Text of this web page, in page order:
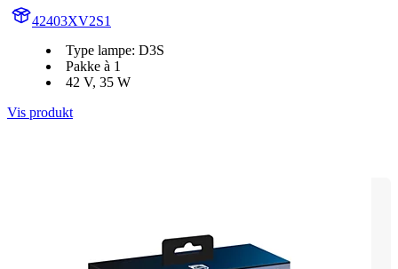
42403XV2S1
Type lampe: D3S
Pakke à 1
42 V, 35 W
Vis produkt